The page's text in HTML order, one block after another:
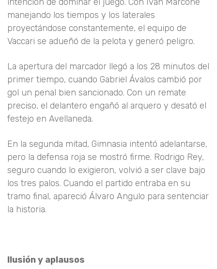
manejando los tiempos y los laterales
proyectándose constantemente, el equipo de
Vaccari se adueñó de la pelota y generó peligro.
La apertura del marcador llegó a los 28 minutos del
primer tiempo, cuando Gabriel Ávalos cambió por
gol un penal bien sancionado. Con un remate
preciso, el delantero engañó al arquero y desató el
festejo en Avellaneda.
En la segunda mitad, Gimnasia intentó adelantarse,
pero la defensa roja se mostró firme. Rodrigo Rey,
seguro cuando lo exigieron, volvió a ser clave bajo
los tres palos. Cuando el partido entraba en su
tramo final, apareció Álvaro Angulo para sentenciar
la historia.
Ilusión y aplausos